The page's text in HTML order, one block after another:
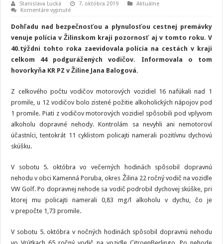
Stanislava Lucká 7. októbra 2019
Aktuálne
Komentáre vypnuténa
uplynulom
týždni
polícia
Žilinskom
kraji
odhalila
44
podgurážených
Dohľadu nad bezpečnosťou a plynulosťou cestnej premávky
venuje polícia v Žilinskom kraji pozornosť aj v tomto roku. V
40.týždni tohto roka zaevidovala polícia na cestách v kraji
celkom 44 podgurážených vodičov. Informovala o tom
hovorkyňa KR PZ v Žiline Jana Balogová.
Z celkového počtu vodičov motorových vozidiel 16 nafúkali nad 1
promile, u 12 vodičov bolo zistené požitie alkoholických nápojov pod
1 promile. Piati z vodičov motorových vozidiel spôsobili pod vplyvom
alkoholu dopravné nehody. Kontrolám sa nevyhli ani nemotoroví
účastníci, tentokrát 11 cyklistom policajti namerali pozitívnu dychovú
skúšku.
V sobotu 5. októbra vo večerných hodinách spôsobil dopravnú
nehodu v obci Kamenná Poruba, okres Žilina 22 ročný vodič na vozidle
VW Golf. Po dopravnej nehode sa vodič podrobil dychovej skúške, pri
ktorej mu policajti namerali 0,83 mg/l alkoholu v dychu, čo je
v prepočte 1,73 promile.
V sobotu 5. októbra v nočných hodinách spôsobil dopravnú nehodu